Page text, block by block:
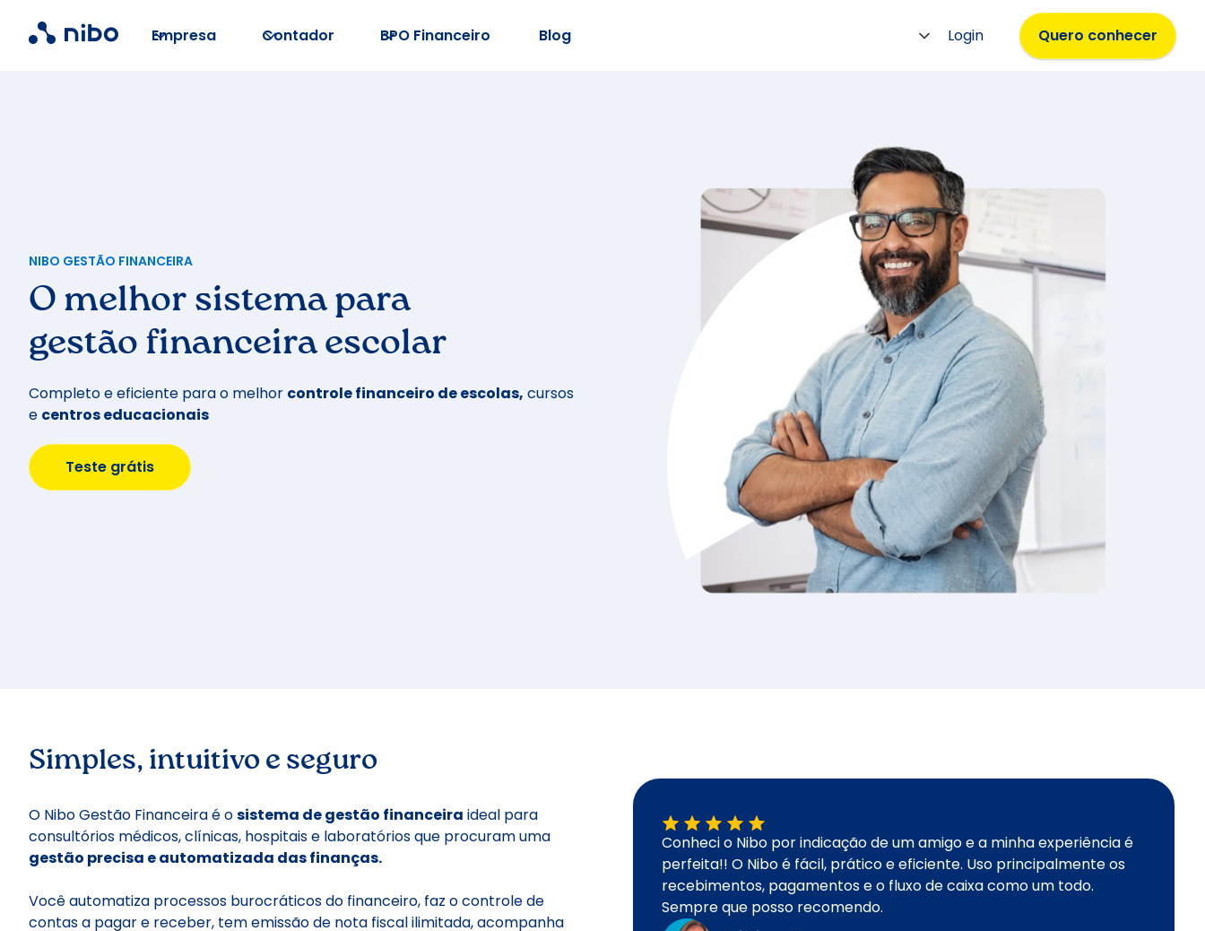
Empresa Contador BPO Financeiro Blog Login Quero conhecer
NIBO GESTÃO FINANCEIRA
O melhor sistema para
gestão financeira escolar
Completo e eficiente para o melhor controle financeiro de escolas, cursos
e centros educacionais
Teste grátis
Simples, intuitivo e seguro
O Nibo Gestão Financeira é osistema de gestão financeira ideal para
consultórios médicos, clínicas, hospitais e laboratórios que procuram uma
gestão precisa e automatizada das finanças.
Você automatiza processos burocráticos do financeiro, faz o controle de
contas a pagar e receber, tem emissão de nota fiscal ilimitada, acompanha
Conheci o Nibo por indicação de um amigo e a minha experiência é
perfeita!! O Nibo é fácil, prático e eficiente. Uso principalmente os
recebimentos, pagamentos e o fluxo de caixa como um todo.
Sempre que posso recomendo.